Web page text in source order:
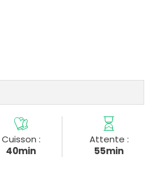
Cuisson :
40min
Attente :
55min